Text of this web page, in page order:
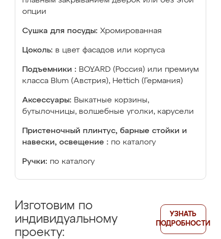
опции
Сушка для посуды: Хромированная
Цоколь: в цвет фасадов или корпуса
Подъемники : BOYARD (Россия) или премиум
класса Blum (Австрия), Hettich (Германия)
Аксессуары: Выкатные корзины,
бутылочницы, волшебные уголки, карусели
Пристеночный плинтус, барные стойки и
навески, освещение : по каталогу
Ручки: по каталогу
Изготовим по
индивидуальному
проекту:
УЗНАТЬ
ПОДРОБНОСТИ